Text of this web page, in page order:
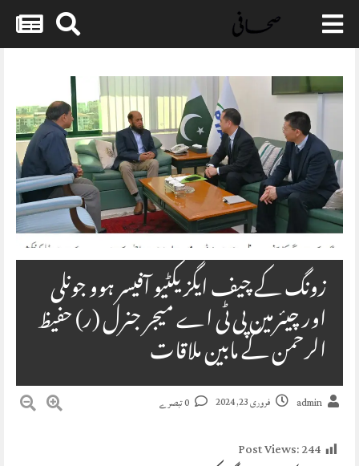
Skip
content
زونگ کے چیف ایگزیکٹیو آفیسر ہوو جونلی
اور چیئرمین پی ٹی اے میجر جنرل (ر) حفیظ
الرحمن کے مابین ملاقات
admin فروری 23, 2024
Post Views:244